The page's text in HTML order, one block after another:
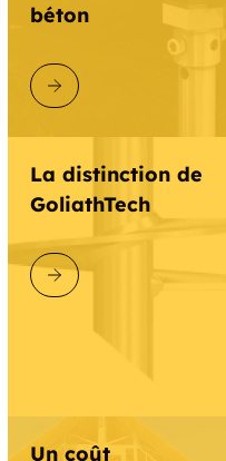
béton
DÉCOUVRIR GOLIATHTECH
La distinction de
GoliathTech
DÉCOUVRIR GOLIATHTECH
Un coût